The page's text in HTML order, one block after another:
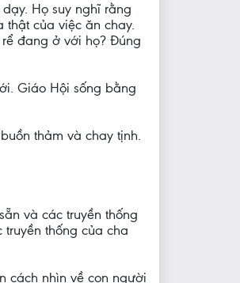
Họ suy nghĩ rằng
của việc ăn chay.
đang ở với họ? Đúng
Giáo Hội sống bằng
thảm và chay tịnh.
và các truyền thống
thống của cha
cách nhìn về con người